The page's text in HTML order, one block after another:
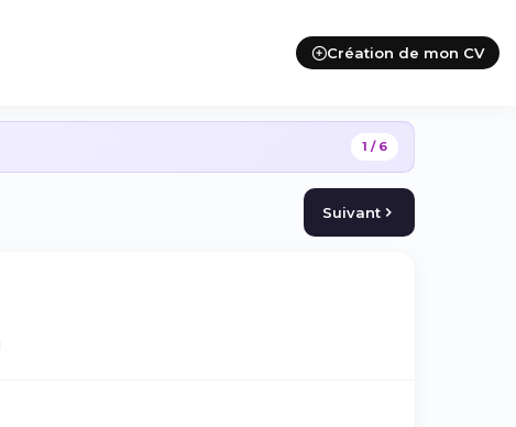
Création de mon CV
1 / 6
Suivant